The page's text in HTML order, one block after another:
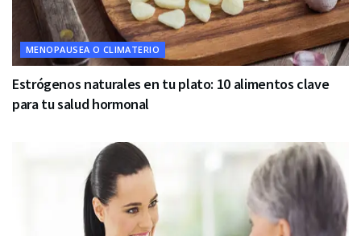
MENOPAUSEA O CLIMATERIO
Estrógenos naturales en tu plato: 10 alimentos clave
para tu salud hormonal